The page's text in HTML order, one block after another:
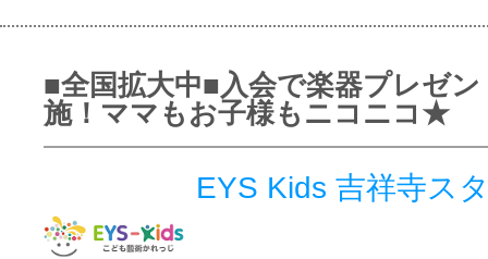
■全国拡大中■入会で楽器プレゼン
施！ママもお子様もニコニコ★
EYS Kids 吉祥寺ス